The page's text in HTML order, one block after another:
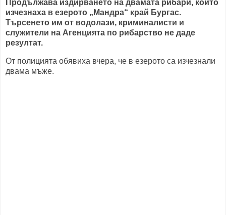
Продължава издирването на двамата рибари, които
изчезнаха в езерото „Мандра“ край Бургас.
Търсенето им от водолази, криминалисти и
служители на Агенцията по рибарство не даде
резултат.
От полицията обявиха вчера, че в езерото са изчезнали
двама мъже.